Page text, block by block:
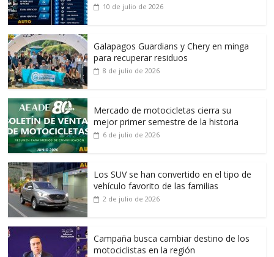
10 de julio de 2026
Galapagos Guardians y Chery en minga
para recuperar residuos
8 de julio de 2026
Mercado de motocicletas cierra su
mejor primer semestre de la historia
6 de julio de 2026
Los SUV se han convertido en el tipo de
vehículo favorito de las familias
2 de julio de 2026
Campaña busca cambiar destino de los
motociclistas en la región